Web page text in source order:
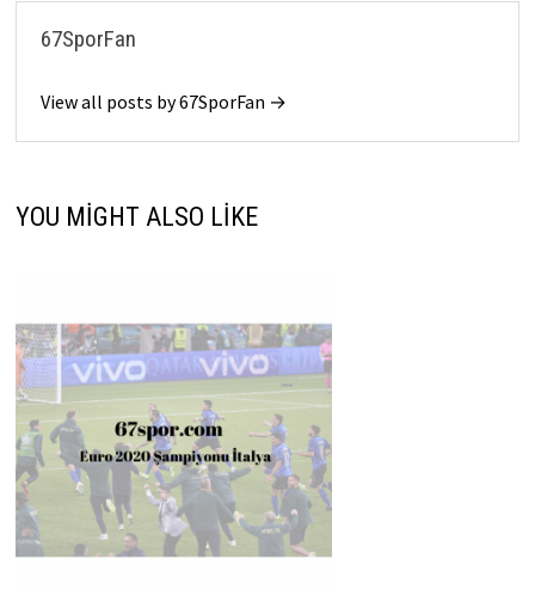
67SporFan
View all posts by 67SporFan →
YOU MIGHT ALSO LIKE